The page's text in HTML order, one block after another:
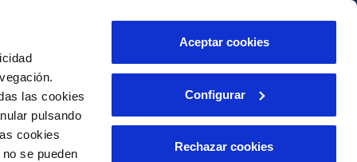
las cookies
pulsando
cookies
se pueden
Aceptar cookies
Configurar
Rechazar cookies
INCIDENCIAS
Comunica anomalías o posibles
PORTAL DE TRANSPARENCIA
Área de clientes Se abre en otra